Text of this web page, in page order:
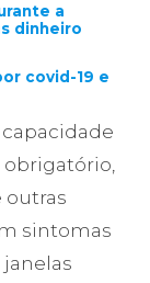
a
dinheiro
covid-19 e
outras
sintomas